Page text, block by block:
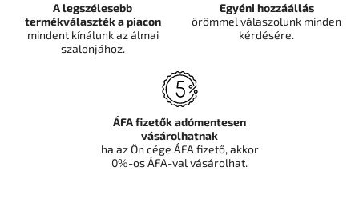
A legszélesebb
termékválaszték a piacon
mindent kínálunk az álmai
szalonjához.
Egyéni hozzáállás
örömmel válaszolunk minden
kérdésére.
ÁFA fizetők adómentesen
vásárolhatnak
ha az Ön cége ÁFA fizető, akkor
0%-os ÁFA-val vásárolhat.